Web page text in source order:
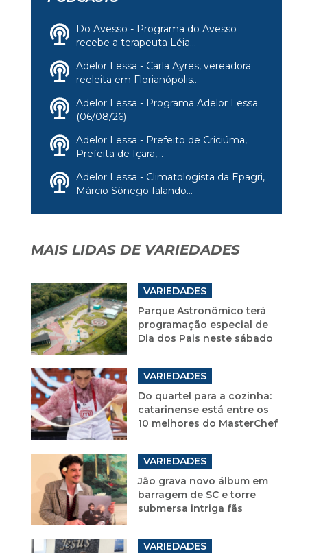
Do Avesso - Programa do Avesso
recebe a terapeuta Léia...
Adelor Lessa - Carla Ayres, vereadora
reeleita em Florianópolis...
Adelor Lessa - Programa Adelor Lessa
(06/08/26)
Adelor Lessa - Prefeito de Criciúma,
Prefeita de Içara,...
Adelor Lessa - Climatologista da Epagri,
Márcio Sônego falando...
MAIS LIDAS DE VARIEDADES
VARIEDADES
Parque Astronômico terá
programação especial de
Dia dos Pais neste sábado
VARIEDADES
Do quartel para a cozinha:
catarinense está entre os
10 melhores do MasterChef
VARIEDADES
Jão grava novo álbum em
barragem de SC e torre
submersa intriga fãs
VARIEDADES